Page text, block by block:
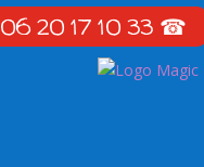
06 20 17 10 33 ☎